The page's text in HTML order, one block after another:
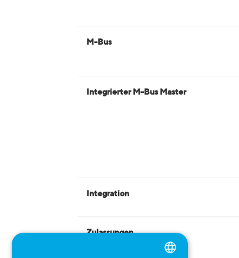
M-Bus
Integrierter M-Bus Master
Integration
Zulassungen